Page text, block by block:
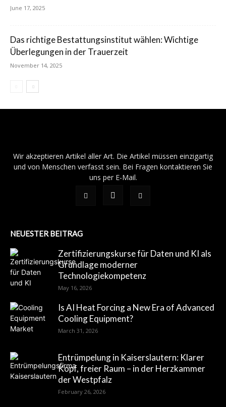
June 17, 2025
Das richtige Bestattungsinstitut wählen: Wichtige
Überlegungen in der Trauerzeit
November 14, 2025
Wir akzeptieren Artikel aller Art. Die Artikel müssen einzigartig
und von Menschen verfasst sein. Bei Fragen kontaktieren Sie
uns per E-Mail.
NEUESTER BEITRAG
Zertifizierungskurse für Daten und KI als
Grundlage moderner
Technologiekompetenz
May 16, 2026
Is AI Heat Forcing a New Era of Advanced
Cooling Equipment?
March 31, 2026
Entrümpelung in Kaiserslautern: Klarer
Kopf, freier Raum – in der Herzkammer
der Westpfalz
February 26, 2026